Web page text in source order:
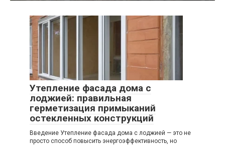
Утепление фасада дома с
лоджией: правильная
герметизация примыканий
остекленных конструкций
Введение Утепление фасада дома с лоджией — это не
просто способ повысить энергоэффективность, но